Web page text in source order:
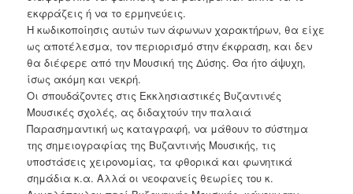
εκφράζεις ή να το ερμηνεύεις.
Η κωδικοποίησις αυτών των άφωνων χαρακτήρων, θα είχε
ως αποτέλεσμα, τον περιορισμό στην έκφραση, και δεν
θα διέφερε από την Μουσική της Δύσης. Θα ήτο άψυχη,
ίσως ακόμη και νεκρή.
Οι σπουδάζοντες στις Εκκλησιαστικές Βυζαντινές
Μουσικές σχολές, ας διδαχτούν την παλαιά
Παρασημαντική ως καταγραφή, να μάθουν το σύστημα
της σημειογραφίας της Βυζαντινής Μουσικής, τις
υποστάσεις χειρονομίας, τα φθορικά και φωνητικά
σημάδια κ.α. Αλλά οι νεοφανείς θεωρίες του κ.